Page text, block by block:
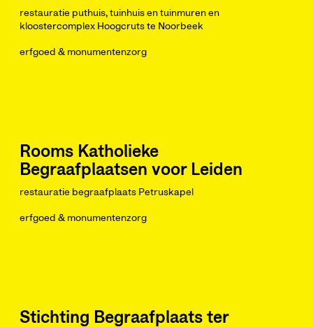
restauratie puthuis, tuinhuis en tuinmuren en
kloostercomplex Hoogcruts te Noorbeek
erfgoed & monumentenzorg
Rooms Katholieke
Begraafplaatsen voor Leiden
restauratie begraafplaats Petruskapel
erfgoed & monumentenzorg
Stichting Begraafplaats ter